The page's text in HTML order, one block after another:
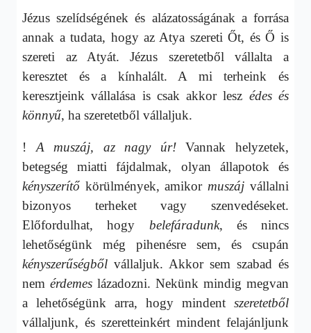
Jézus szelídségének és alázatosságának a forrása
annak a tudata, hogy az Atya szereti Őt, és Ő is
szereti az Atyát. Jézus szeretetből vállalta a
keresztet és a kínhalált. A mi terheink és
keresztjeink vállalása is csak akkor lesz édes és
könnyű, ha szeretetből vállaljuk.
! A muszáj, az nagy úr!Vannak helyzetek,
betegség miatti fájdalmak, olyan állapotok és
kényszerítő körülmények, amikor muszáj vállalni
bizonyos terheket vagy szenvedéseket.
Előfordulhat, hogy belefáradunk, és nincs
lehetőségünk még pihenésre sem, és csupán
kényszerűségből vállaljuk. Akkor sem szabad és
nemérdemeslázadozni. Nekünk mindig megvan
a lehetőségünk arra, hogy mindent szeretetből
vállaljunk, és szeretteinkért mindent felajánljunk